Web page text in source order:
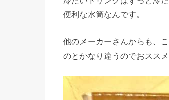
便利な水筒なんです。
他のメーカーさんからも、
のとかなり違うのでおススメ